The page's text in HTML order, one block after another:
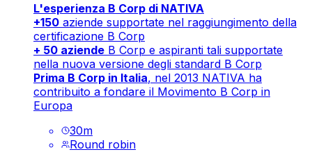
L'esperienza B Corp di NATIVA
+150 aziende supportate nel raggiungimento della
certificazione B Corp
+ 50 aziende B Corp e aspiranti tali supportate
nella nuova versione degli standard B Corp
Prima B Corp in Italia, nel 2013 NATIVA ha
contribuito a fondare il Movimento B Corp in
Europa
30m
Round robin